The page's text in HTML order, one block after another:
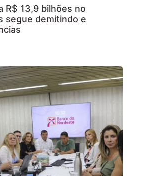
R$ 13,9 bilhões no
segue demitindo e